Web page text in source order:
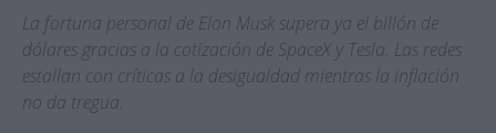
La fortuna personal de Elon Musk supera ya el billón de
dólares gracias a la cotización de SpaceX y Tesla. Las redes
estallan con críticas a la desigualdad mientras la inflación
no da tregua.